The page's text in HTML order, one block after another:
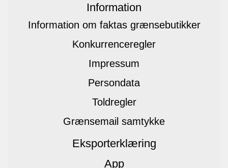
Information
Information om faktas grænsebutikker
Konkurrenceregler
Impressum
Persondata
Toldregler
Grænsemail samtykke
Eksporterklæring
App